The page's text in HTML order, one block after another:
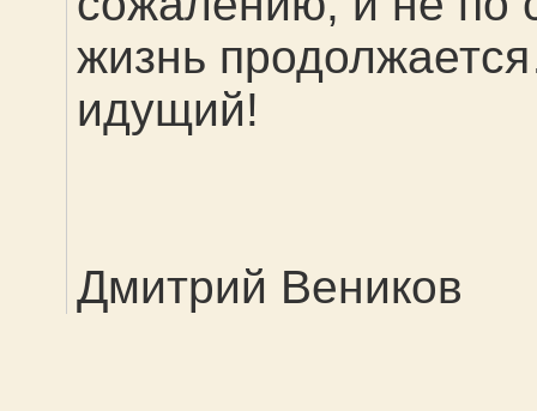
жизнь
идущий!
Дмитрий Веников